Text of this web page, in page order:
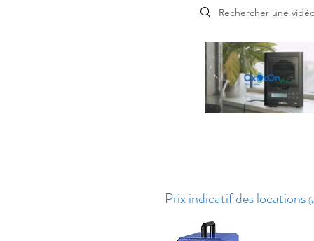
Search videos
Prix indicatif des locations